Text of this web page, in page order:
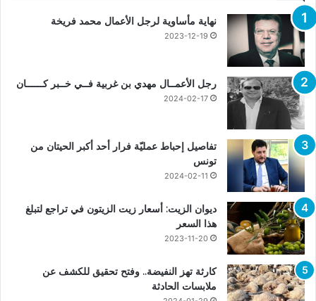
نهاية مأساوية لرجل الأعمال محمد فريخة
2023-12-19
رجل الأعمــال مهدي بن غربية فــي خــبر كــــــان
2024-02-17
تفاصيل إحباط عمليّة فرار أحد أكبر الحيتان من
تونس
2024-02-11
ديوان الزيت: أسعار زيت الزيتون في تراجع لتبلغ
هذا السعر
2023-11-20
كارثة تهز النفيضة.. وفتح تحقيق للكشف عن
ملابسات الحادثة